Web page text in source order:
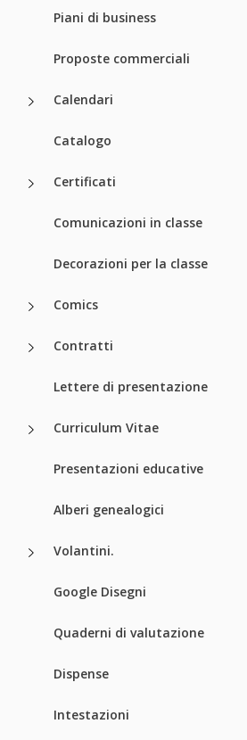
Piani di business
Proposte commerciali
Calendari
Catalogo
Certificati
Comunicazioni in classe
Decorazioni per la classe
Comics
Contratti
Lettere di presentazione
Curriculum Vitae
Presentazioni educative
Alberi genealogici
Volantini.
Google Disegni
Quaderni di valutazione
Dispense
Intestazioni